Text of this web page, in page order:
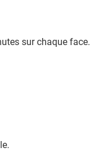
sur chaque face.